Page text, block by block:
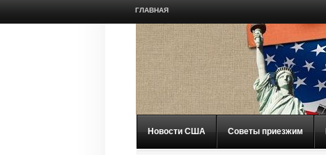
ГЛАВНАЯ
Новости США Советы приезжим